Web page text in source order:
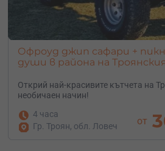
Офроуд джип сафари +
души в района на
Открий най-красивите кътчета на
необичаен начин!
4 часа
Гр. Троян, обл. Ловеч
от